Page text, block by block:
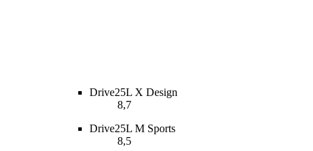
Drive25L X Design
8,7
Drive25L M Sports
8,5